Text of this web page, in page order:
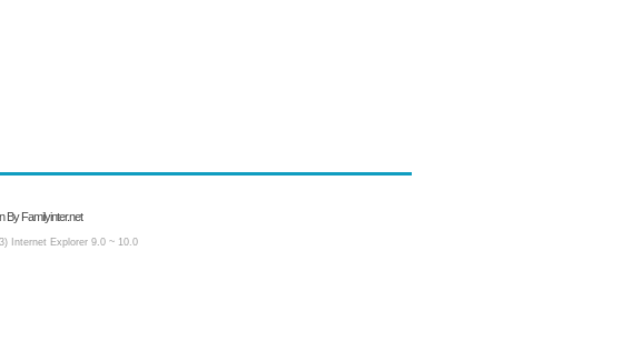
By Familyinter.net
Internet Explorer 9.0 ~ 10.0